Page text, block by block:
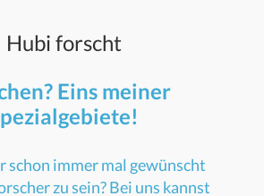
Hubi forscht
Eins meiner
schon immer mal gewünscht
zu sein? Bei uns kannst